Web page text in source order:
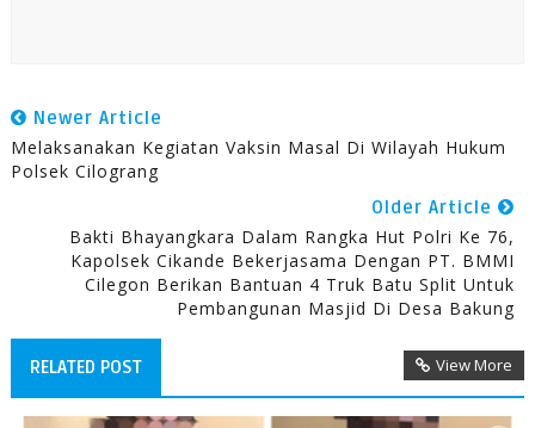
Newer Article
Melaksanakan Kegiatan Vaksin Masal Di Wilayah Hukum
Polsek Cilograng
Older Article
Bakti Bhayangkara Dalam Rangka Hut Polri Ke 76,
Kapolsek Cikande Bekerjasama Dengan PT. BMMI
Cilegon Berikan Bantuan 4 Truk Batu Split Untuk
Pembangunan Masjid Di Desa Bakung
RELATED POST View More